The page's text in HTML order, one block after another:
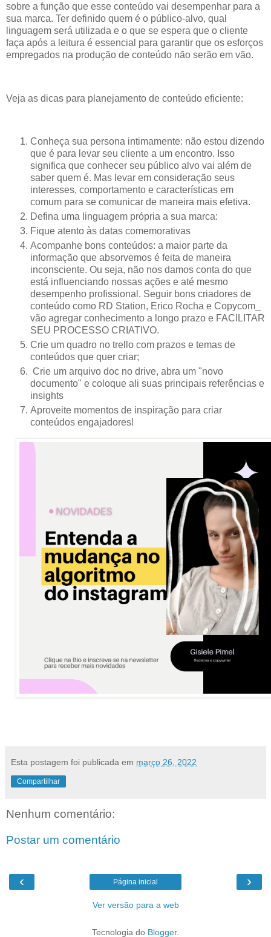
sobre a função que esse conteúdo vai desempenhar para a
sua marca. Ter definido quem é o público-alvo, qual
linguagem será utilizada e o que se espera que o cliente
faça após a leitura é essencial para garantir que os esforços
empregados na produção de conteúdo não serão em vão.
Veja as dicas para planejamento de conteúdo eficiente:
Conheça sua persona intimamente: não estou dizendo
que é para levar seu cliente a um encontro. Isso
significa que conhecer seu público alvo vai além de
saber quem é. Mas levar em consideração seus
interesses, comportamento e características em
comum para se comunicar de maneira mais efetiva.
Defina uma linguagem própria a sua marca:
Fique atento às datas comemorativas
Acompanhe bons conteúdos: a maior parte da
informação que absorvemos é feita de maneira
inconsciente. Ou seja, não nos damos conta do que
está influenciando nossas ações e até mesmo
desempenho profissional. Seguir bons criadores de
conteúdo como RD Station, Erico Rocha e Copycom_
vão agregar conhecimento a longo prazo e FACILITAR
SEU PROCESSO CRIATIVO.
Crie um quadro no trello com prazos e temas de
conteúdos que quer criar;
Crie um arquivo doc no drive, abra um "novo
documento" e coloque ali suas principais referências e
insights
Aproveite momentos de inspiração para criar
conteúdos engajadores!
Esta postagem foi publicada em março 26, 2022
Compartilhar
Nenhum comentário:
Postar um comentário
‹ ›
Página inicial
Ver versão para a web
Tecnologia do Blogger.